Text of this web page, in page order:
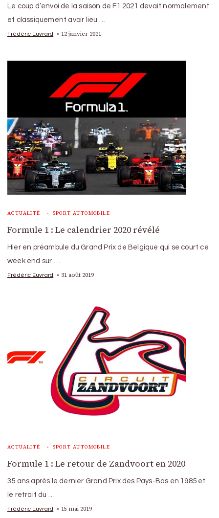
Le coup d’envoi de la saison de F1 2021 devait normalement
et classiquement avoir lieu …
Frédéric Euvrard 12 janvier 2021
ACTUALITÉ SPORT AUTOMOBILE
Formule 1 : Le calendrier 2020 révélé
Hier en préambule du Grand Prix de Belgique qui se court ce
week end sur …
Frédéric Euvrard 31 août 2019
ACTUALITÉ SPORT AUTOMOBILE
Formule 1 : Le retour de Zandvoort en 2020
35 ans après le dernier Grand Prix des Pays-Bas en 1985 et
le retrait du …
Frédéric Euvrard 15 mai 2019